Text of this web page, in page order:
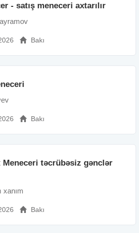
- satış meneceri axtarılır
Bakı
Bakı
Meneceri təcrübəsiz gənclər
xanım
Bakı